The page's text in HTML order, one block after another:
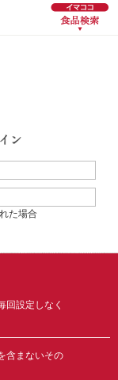
た場合
回設定しなく
含まないその